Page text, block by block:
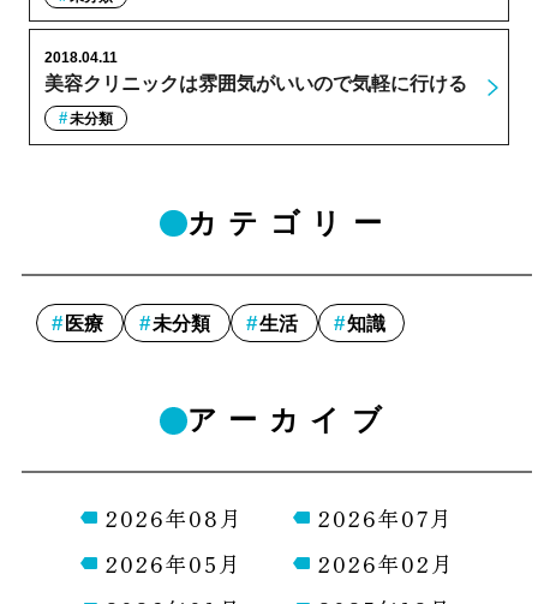
美容クリニックは雰囲気がいいので気軽に行ける
2018.04.11
未分類
カテゴリー
医療 未分類 生活 知識
アーカイブ
2026年08月
2026年07月
2026年05月
2026年02月